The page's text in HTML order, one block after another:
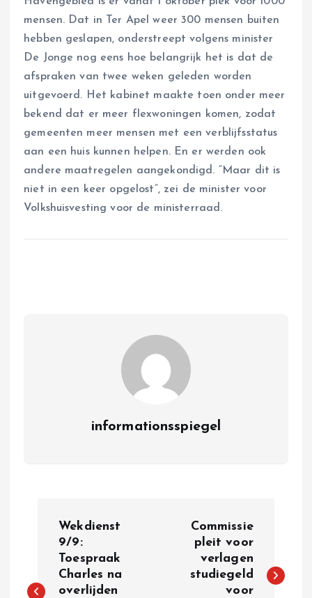
mensen. Dat in Ter Apel weer 300 mensen buiten
hebben geslapen, onderstreept volgens minister
De Jonge nog eens hoe belangrijk het is dat de
afspraken van twee weken geleden worden
uitgevoerd. Het kabinet maakte toen onder meer
bekend dat er meer flexwoningen komen, zodat
gemeenten meer mensen met een verblijfsstatus
aan een huis kunnen helpen. En er werden ook
andere maatregelen aangekondigd. “Maar dit is
niet in een keer opgelost”, zei de minister voor
Volkshuisvesting voor de ministerraad.
informationsspiegel
s
Wekdienst
9/9:
Toespraak
Charles na
overlijden
Commissie
pleit voor
verlagen
studiegeld
voor